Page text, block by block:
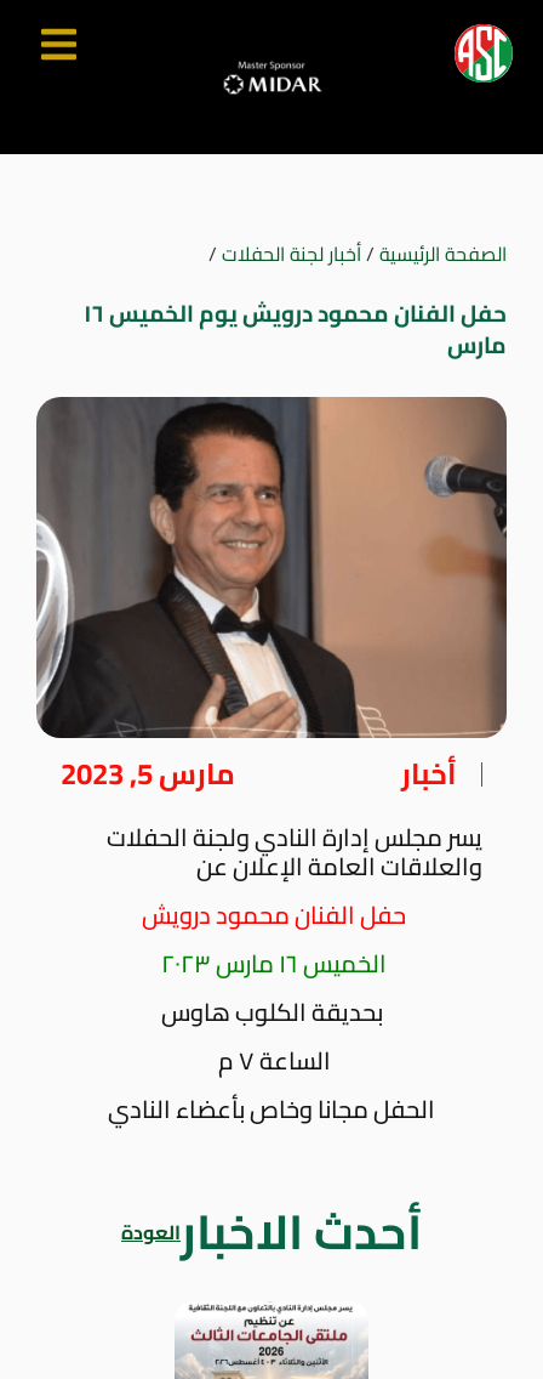
الصفحة الرئيسية/أخبار لجنة الحفلات/
حفل الفنان محمود درويش يوم الخميس ١٦
مارس
أخبار مارس 5, 2023
يسر مجلس إدارة النادي ولجنة الحفلات
والعلاقات العامة الإعلان عن
حفل الفنان محمود درويش
الخميس ١٦ مارس ٢٠٢٣
بحديقة الكلوب هاوس
الساعة ٧ م
الحفل مجانا وخاص بأعضاء النادي
أحدث الاخبارالعودة